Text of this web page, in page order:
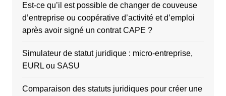
Est-ce qu’il est possible de changer de couveuse
d’entreprise ou coopérative d’activité et d’emploi
après avoir signé un contrat CAPE ?
Simulateur de statut juridique : micro-entreprise,
EURL ou SASU
Comparaison des statuts juridiques pour créer une